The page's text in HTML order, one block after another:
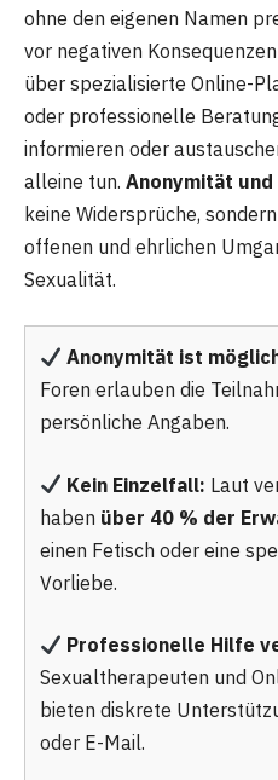
ohne den eigenen Namen
vor negativen
über spezialisierte Online-
oder professionelle
informieren oder
alleine tun. Anonymität
keine Widersprüche,
offenen und ehrlichen
Sexualität.
Anonymität ist
Foren erlauben die
persönliche Angaben.
Kein Einzelfall: Laut
haben über 40 % der
einen Fetisch oder eine
Vorliebe.
Professionelle Hilfe
Sexualtherapeuten und
bieten diskrete
oder E-Mail.